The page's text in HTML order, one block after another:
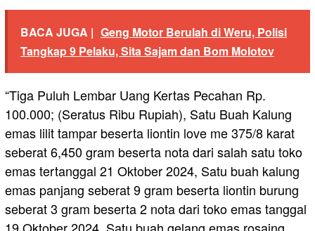
BACA JUGA | Geng Motor Berulah di Weru, Polisi
Tangkap 9 Pelaku, Sita Sajam dan Bom Molotov
“Tiga Puluh Lembar Uang Kertas Pecahan Rp.
100.000; (Seratus Ribu Rupiah), Satu Buah Kalung
emas lilit tampar beserta liontin love me 375/8 karat
seberat 6,450 gram beserta nota dari salah satu toko
emas tertanggal 21 Oktober 2024, Satu buah kalung
emas panjang seberat 9 gram beserta liontin burung
seberat 3 gram beserta 2 nota dari toko emas tanggal